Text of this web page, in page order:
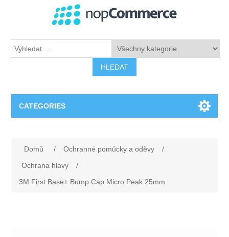
HLEDAT
CATEGORIES
Oděvy
Drogerie a ostatní vybavení
Domů / Ochranné pomůcky a oděvy
/
Ochrana hlavy
/
3M First Base+ Bump Cap Micro Peak 25mm